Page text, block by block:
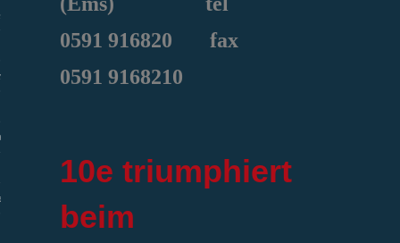
0591916820 fax
0591 9168210
10e triumphiert
beim